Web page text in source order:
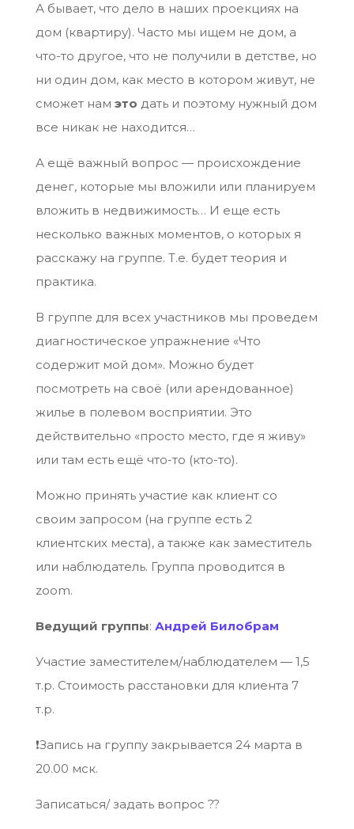
А бывает, что дело в наших проекциях на
дом (квартиру). Часто мы ищем не дом, а
что-то другое, что не получили в детстве, но
ни один дом, как место в котором живут, не
сможет нам это дать и поэтому нужный дом
все никак не находится…
А ещё важный вопрос — происхождение
денег, которые мы вложили или планируем
вложить в недвижимость… И еще есть
несколько важных моментов, о которых я
расскажу на группе. Т.е. будет теория и
практика.
В группе для всех участников мы проведем
диагностическое упражнение «Что
содержит мой дом». Можно будет
посмотреть на своё (или арендованное)
жилье в полевом восприятии. Это
действительно «просто место, где я живу»
или там есть ещё что-то (кто-то).
Можно принять участие как клиент со
своим запросом (на группе есть 2
клиентских места), а также как заместитель
или наблюдатель. Группа проводится в
zoom.
Ведущий группы: Андрей Билобрам
Участие заместителем/наблюдателем — 1,5
т.р. Стоимость расстановки для клиента 7
т.р.
❗Запись на группу закрывается 24 марта в
20.00 мск.
Записаться/ задать вопрос ??